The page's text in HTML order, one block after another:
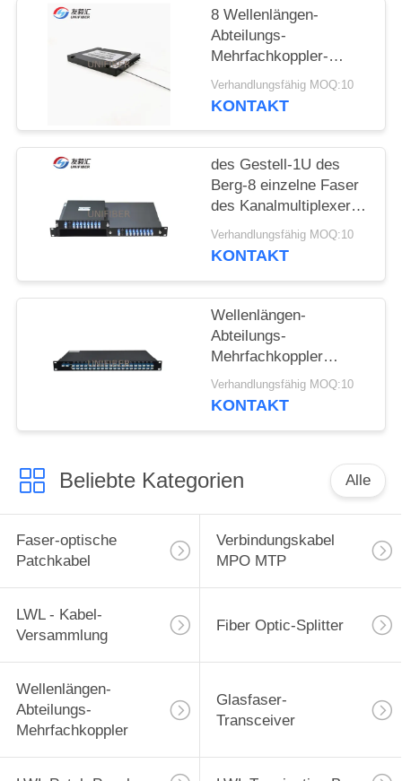
SITEMAP
PRIVACY
8 Wellenlängen-
Abteilungs-
Mehrfachkoppler-
einzelne Doppelfaser
des Kanal-CWDM Mux
Verhandlungsfähig MOQ:10
KONTAKT
des Gestell-1U des
Berg-8 einzelne Faser
des Kanalmultiplexer-
CWDM Mux Demux
LGX
Verhandlungsfähig MOQ:10
KONTAKT
Wellenlängen-
Abteilungs-
Mehrfachkoppler
DWDM AAWG Mux
Demux 100Ghz 40CH
Verhandlungsfähig MOQ:10
KONTAKT
Beliebte Kategorien Alle
Faser-optische
Patchkabel
Verbindungskabel
MPO MTP
LWL - Kabel-
Versammlung
Fiber Optic-Splitter
Wellenlängen-
Abteilungs-
Mehrfachkoppler
Glasfaser-
Transceiver